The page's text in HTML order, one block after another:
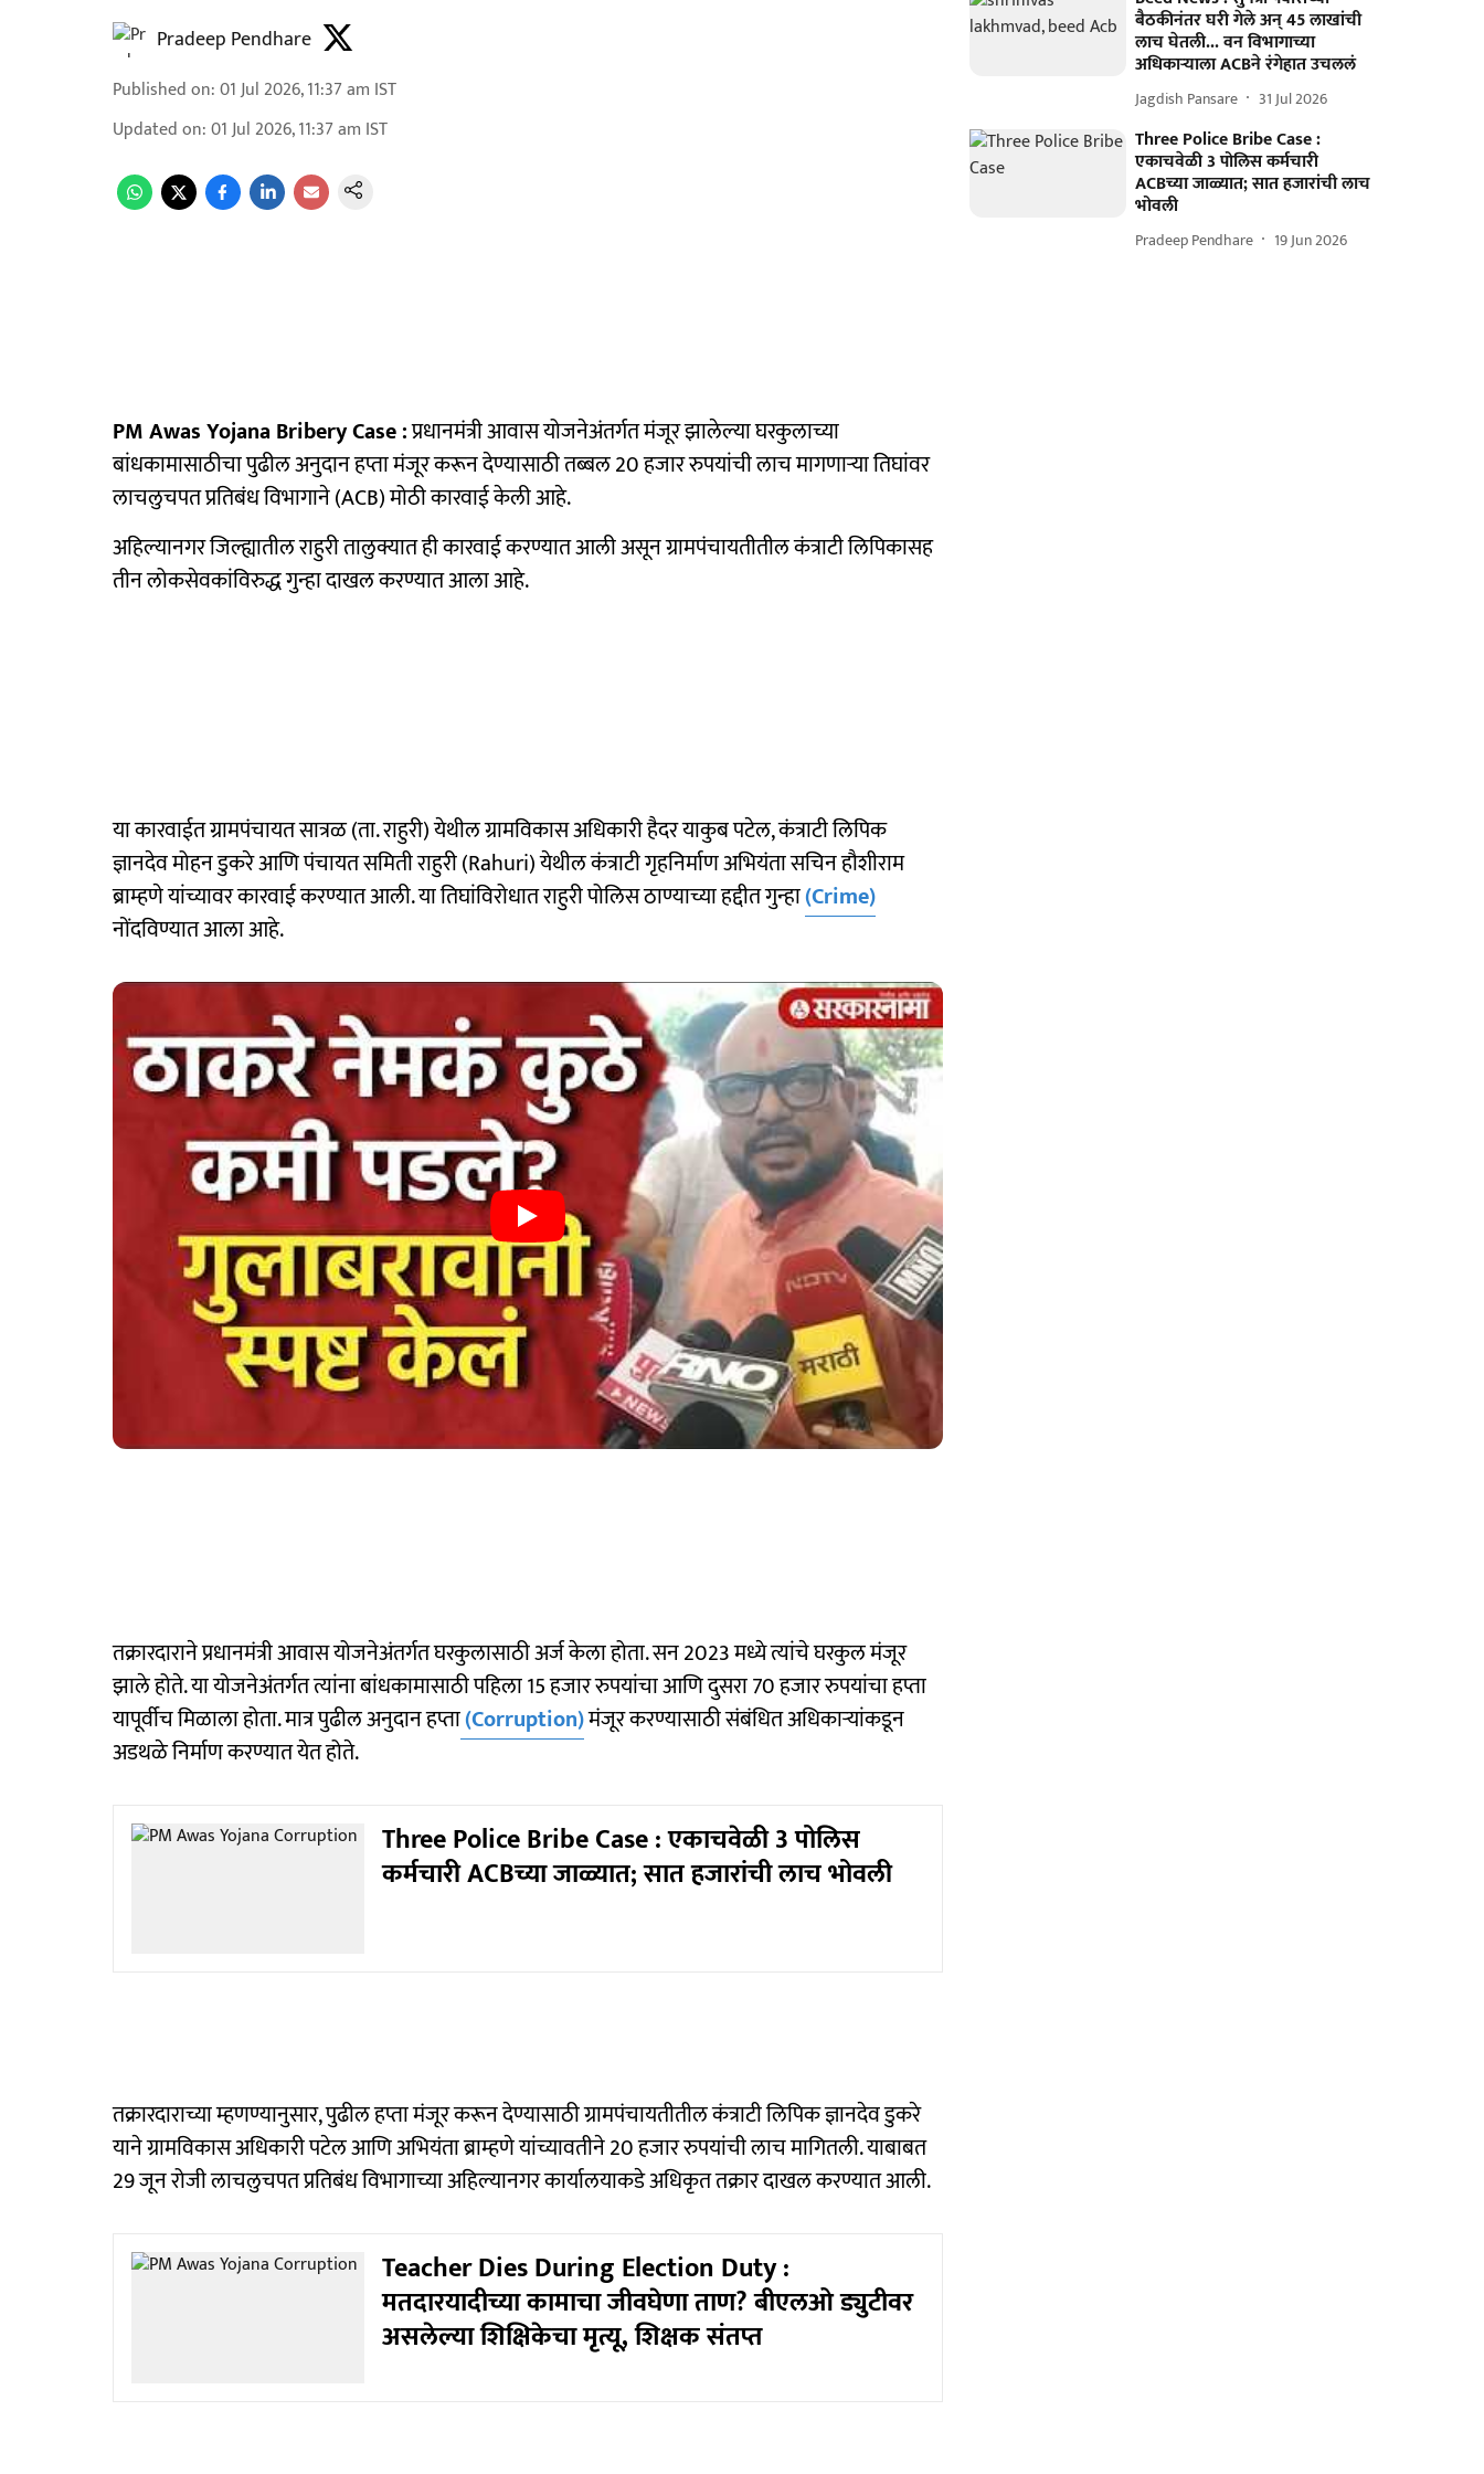
Pradeep Pendhare
Published on:01 Jul 2026, 11:37 am IST
Updated on:01 Jul 2026, 11:37 am IST
PM Awas Yojana Bribery Case :प्रधानमंत्री आवास योजनेअंतर्गत मंजूर झालेल्या घरकुलाच्या
बांधकामासाठीचा पुढील अनुदान हप्ता मंजूर करून देण्यासाठी तब्बल 20 हजार रुपयांची लाच मागणाऱ्या तिघांवर
लाचलुचपत प्रतिबंध विभागाने (ACB) मोठी कारवाई केली आहे.
अहिल्यानगर जिल्ह्यातील राहुरी तालुक्यात ही कारवाई करण्यात आली असून ग्रामपंचायतीतील कंत्राटी लिपिकासह
तीन लोकसेवकांविरुद्ध गुन्हा दाखल करण्यात आला आहे.
या कारवाईत ग्रामपंचायत सात्रळ (ता. राहुरी) येथील ग्रामविकास अधिकारी हैदर याकुब पटेल, कंत्राटी लिपिक
ज्ञानदेव मोहन डुकरे आणि पंचायत समिती राहुरी (Rahuri) येथील कंत्राटी गृहनिर्माण अभियंता सचिन हौशीराम
ब्राम्हणे यांच्यावर कारवाई करण्यात आली. या तिघांविरोधात राहुरी पोलिस ठाण्याच्या हद्दीत गुन्हा(Crime)
नोंदविण्यात आला आहे.
तक्रारदाराने प्रधानमंत्री आवास योजनेअंतर्गत घरकुलासाठी अर्ज केला होता. सन 2023 मध्ये त्यांचे घरकुल मंजूर
झाले होते. या योजनेअंतर्गत त्यांना बांधकामासाठी पहिला 15 हजार रुपयांचा आणि दुसरा 70 हजार रुपयांचा हप्ता
यापूर्वीच मिळाला होता. मात्र पुढील अनुदान हप्ता(Corruption)मंजूर करण्यासाठी संबंधित अधिकाऱ्यांकडून
अडथळे निर्माण करण्यात येत होते.
Three Police Bribe Case : एकाचवेळी 3 पोलिस
कर्मचारी ACBच्या जाळ्यात; सात हजारांची लाच भोवली
तक्रारदाराच्या म्हणण्यानुसार, पुढील हप्ता मंजूर करून देण्यासाठी ग्रामपंचायतीतील कंत्राटी लिपिक ज्ञानदेव डुकरे
याने ग्रामविकास अधिकारी पटेल आणि अभियंता ब्राम्हणे यांच्यावतीने 20 हजार रुपयांची लाच मागितली. याबाबत
29 जून रोजी लाचलुचपत प्रतिबंध विभागाच्या अहिल्यानगर कार्यालयाकडे अधिकृत तक्रार दाखल करण्यात आली.
Teacher Dies During Election Duty :
मतदारयादीच्या कामाचा जीवघेणा ताण? बीएलओ ड्युटीवर
असलेल्या शिक्षिकेचा मृत्यू, शिक्षक संतप्त
बैठकीनंतर घरी गेले अन् 45 लाखांची
लाच घेतली... वन विभागाच्या
अधिकाऱ्याला ACBने रंगेहात उचललं
Jagdish Pansare 31 Jul 2026
Three Police Bribe Case :
एकाचवेळी 3 पोलिस कर्मचारी
ACBच्या जाळ्यात; सात हजारांची लाच
भोवली
Pradeep Pendhare 19 Jun 2026